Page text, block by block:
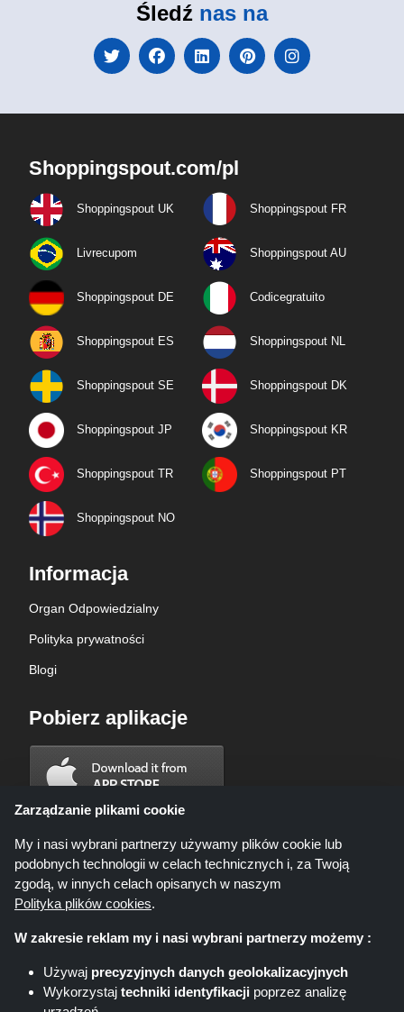
Śledź nas na
Shoppingspout.com/pl
Shoppingspout UK Shoppingspout FR
Livrecupom Shoppingspout AU
Shoppingspout DE Codicegratuito
Shoppingspout ES Shoppingspout NL
Shoppingspout SE Shoppingspout DK
Shoppingspout JP Shoppingspout KR
Shoppingspout TR Shoppingspout PT
Shoppingspout NO
Informacja
Organ Odpowiedzialny
Polityka prywatności
Blogi
Pobierz aplikacje
Shoppingspout.com/pl ani jego personel nie są zaangażowani, gdy
Zarządzanie plikami cookie
My i nasi wybrani partnerzy używamy plików cookie lub
podobnych technologii w celach technicznych i, za Twoją
zgodą, w innych celach opisanych w naszym
Polityka plików cookies.
W zakresie reklam my i nasi wybrani partnerzy możemy :
Używaj precyzyjnych danych geolokalizacyjnych
Wykorzystaj techniki identyfikacji poprzez analizę